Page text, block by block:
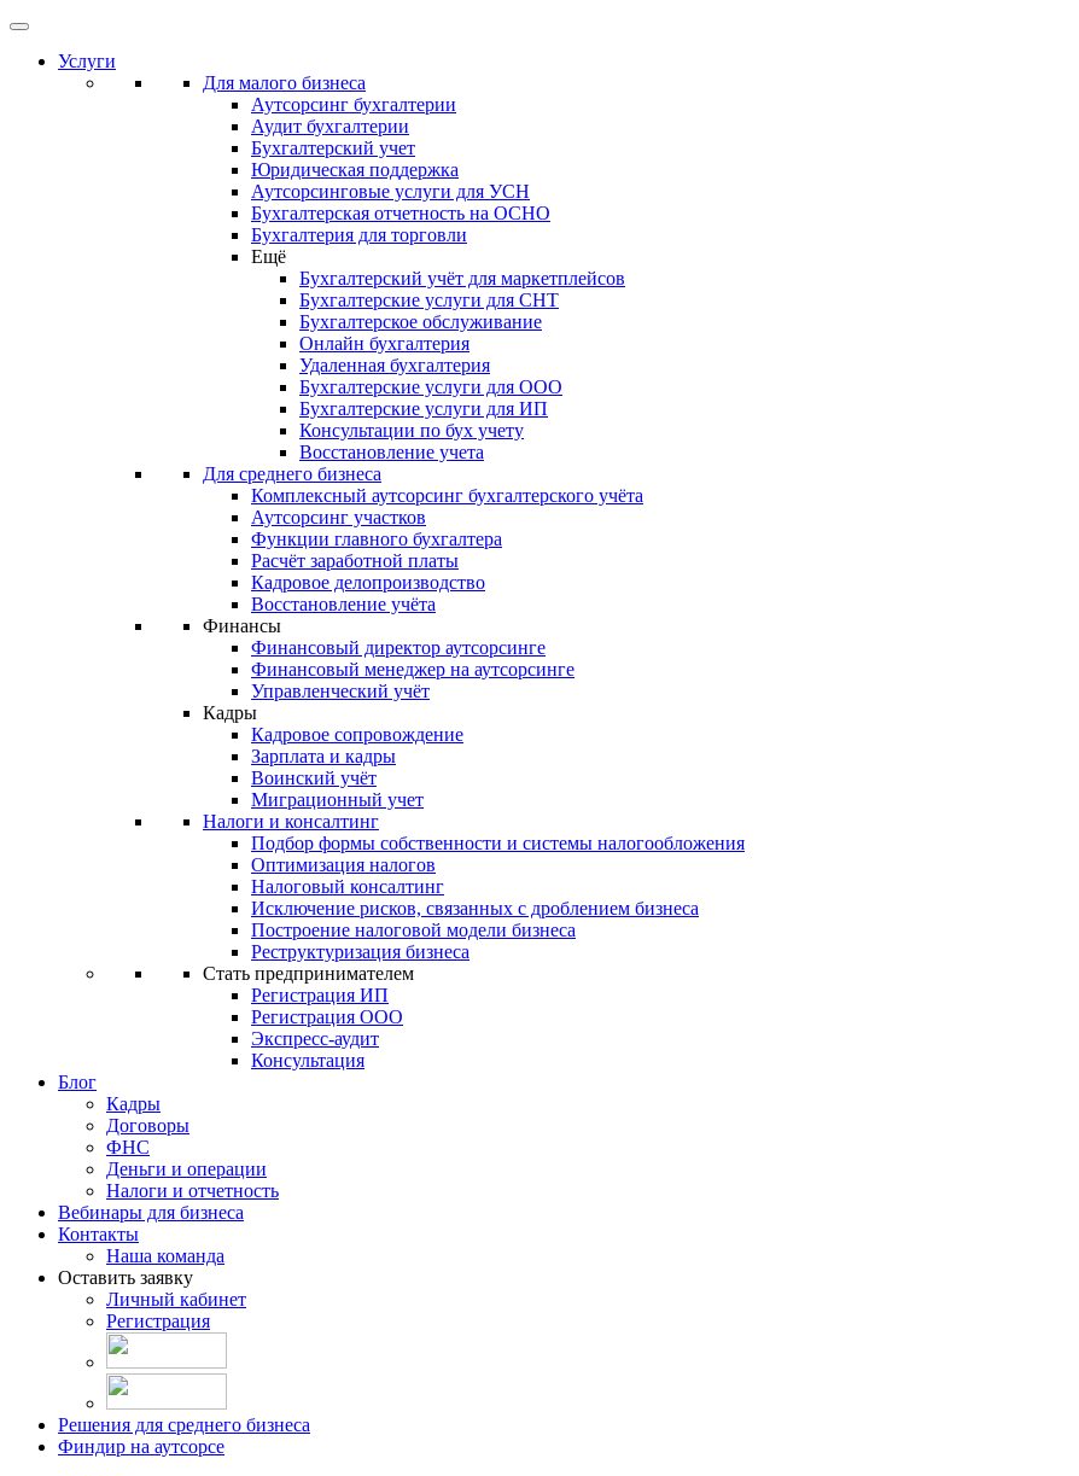
Услуги
Для малого бизнеса
Аутсорсинг бухгалтерии
Аудит бухгалтерии
Бухгалтерский учет
Юридическая поддержка
Аутсорсинговые услуги для УСН
Бухгалтерская отчетность на ОСНО
Бухгалтерия для торговли
Ещё
Бухгалтерский учёт для маркетплейсов
Бухгалтерские услуги для СНТ
Бухгалтерское обслуживание
Онлайн бухгалтерия
Удаленная бухгалтерия
Бухгалтерские услуги для ООО
Бухгалтерские услуги для ИП
Консультации по бух учету
Восстановление учета
Для среднего бизнеса
Комплексный аутсорсинг бухгалтерского учёта
Аутсорсинг участков
Функции главного бухгалтера
Расчёт заработной платы
Кадровое делопроизводство
Восстановление учёта
Финансы
Финансовый директор аутсорсинге
Финансовый менеджер на аутсорсинге
Управленческий учёт
Кадры
Кадровое сопровождение
Зарплата и кадры
Воинский учёт
Миграционный учет
Налоги и консалтинг
Подбор формы собственности и системы налогообложения
Оптимизация налогов
Налоговый консалтинг
Исключение рисков, связанных с дроблением бизнеса
Построение налоговой модели бизнеса
Реструктуризация бизнеса
Стать предпринимателем
Регистрация ИП
Регистрация ООО
Экспресс-аудит
Консультация
Блог
Кадры
Договоры
ФНС
Деньги и операции
Налоги и отчетность
Вебинары для бизнеса
Контакты
Наша команда
Оставить заявку
Личный кабинет
Регистрация
Решения для среднего бизнеса
Финдир на аутсорсе